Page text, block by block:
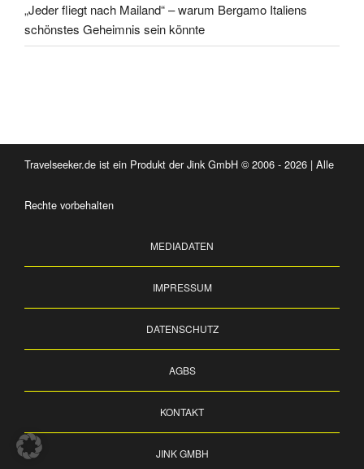
„Jeder fliegt nach Mailand“ – warum Bergamo Italiens
schönstes Geheimnis sein könnte
Travelseeker.de ist ein Produkt der Jink GmbH © 2006 - 2026 | Alle
Rechte vorbehalten
MEDIADATEN
IMPRESSUM
DATENSCHUTZ
AGBS
KONTAKT
JINK GMBH